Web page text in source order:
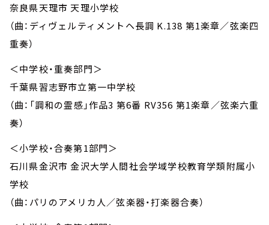
奈良県天理市 天理小学校
（曲：ディヴェルティメントヘ長調 K.138 第1楽章／弦楽四
重奏）
＜中学校・重奏部門＞
千葉県習志野市立第一中学校
（曲：「調和の霊感」作品3 第6番 RV356 第1楽章／弦楽六重
奏）
＜小学校・合奏第1部門＞
石川県金沢市 金沢大学人間社会学域学校教育学類附属小
学校
（曲：パリのアメリカ人／弦楽器・打楽器合奏）